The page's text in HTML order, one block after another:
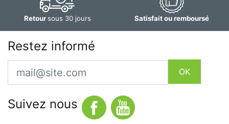
Retoursous 30 jours Satisfait ou remboursé
Restez informé
Email
OK
Suivez nous